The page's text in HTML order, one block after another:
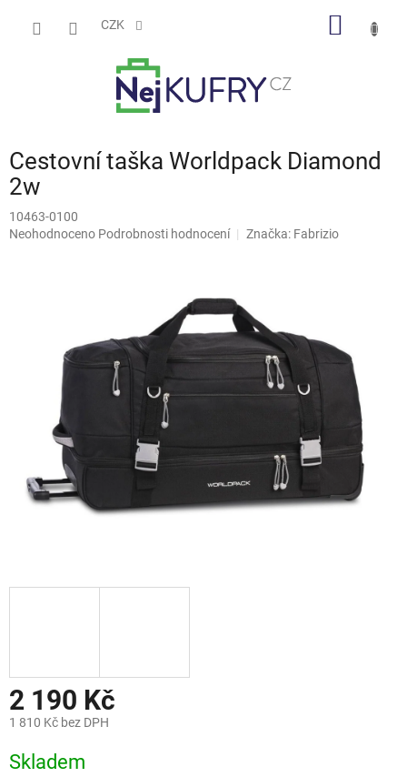
CZK
Cestovní taška Worldpack Diamond
2w
10463-0100
Průměrné
hvězdiček.
Neohodnoceno Podrobnosti hodnocení Značka: Fabrizio
2 190 Kč
1 810 Kč bez DPH
cena:
Skladem